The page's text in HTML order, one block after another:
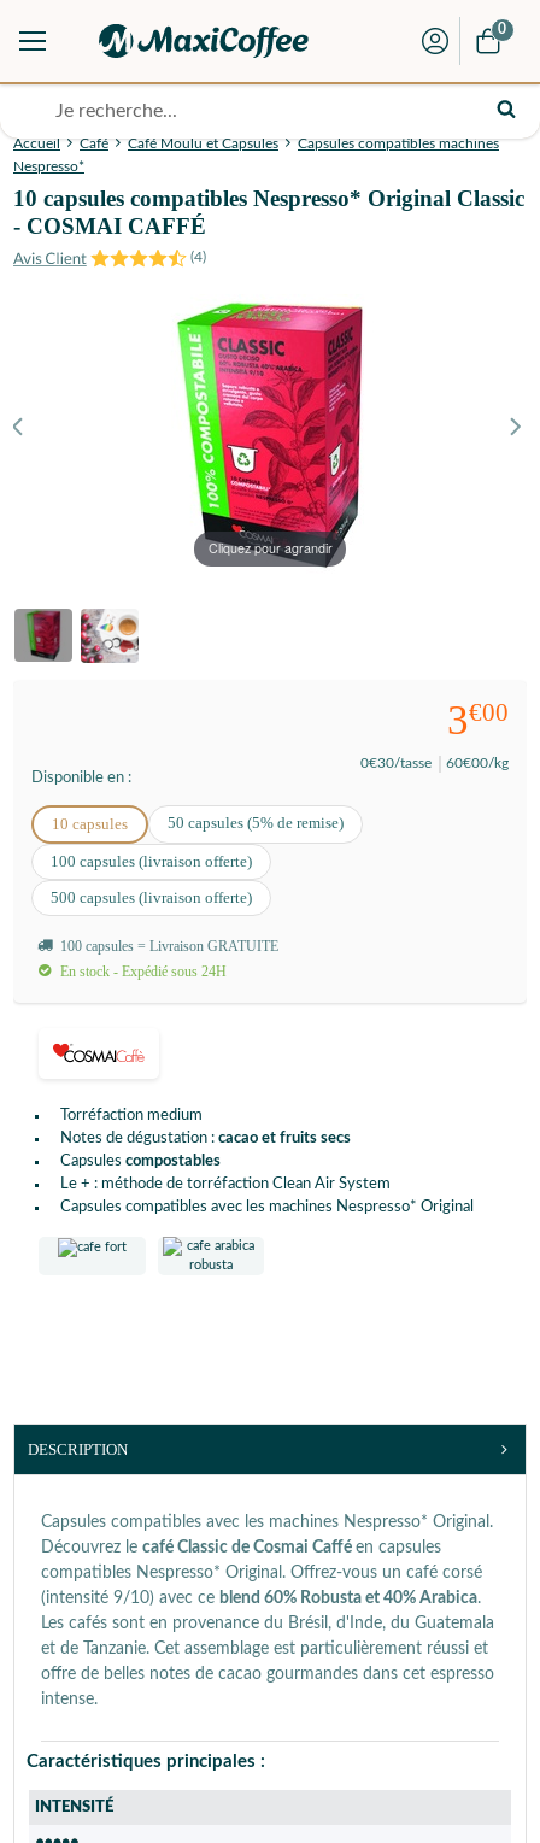
0
Accueil Café Café Moulu et Capsules
Capsules compatibles machines
Nespresso*
10 capsules compatibles Nespresso* Original Classic
- COSMAI CAFFÉ
(4)
Cliquez pour agrandir
Torréfaction medium
Notes de dégustation : cacao et fruits secs
Capsules compostables
Le + : méthode de torréfaction Clean Air System
Capsules compatibles avec les machines Nespresso* Original
3€00
0€30/tasse 60€00/kg
Disponible en :
10 capsules 50 capsules (5% de remise)
100 capsules (livraison offerte)
500 capsules (livraison offerte)
100 capsules = Livraison GRATUITE
En stock - Expédié sous 24H
DESCRIPTION
Capsules compatibles avec les machines Nespresso* Original.
Découvrez le café Classic de Cosmai Caffé en capsules
compatibles Nespresso* Original. Offrez-vous un café corsé
(intensité 9/10) avec ce blend 60% Robusta et 40% Arabica.
Les cafés sont en provenance du Brésil, d'Inde, du Guatemala
et de Tanzanie. Cet assemblage est particulièrement réussi et
offre de belles notes de cacao gourmandes dans cet espresso
intense.
Caractéristiques principales :
INTENSITÉ